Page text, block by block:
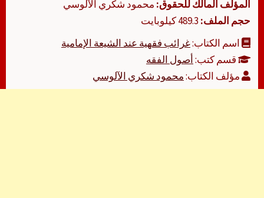
المؤلف المالك للحقوق: محمود شكري الآلوسي
حجم الملف:
اسم الكتاب:غرائب فقهية عند الشيعة الإمامية
قسم كتب:أصول الفقه
مؤلف الكتاب:محمود شكري الآلوسي